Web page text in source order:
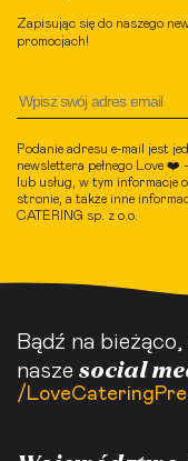
Zapisując się do naszego
promocjach!
Podanie adresu e-mail jest
newslettera pełnego Love
lub usług, w tym informacje
stronie, a także inne
CATERING sp. z o.o.
Bądź na
nasze social
/